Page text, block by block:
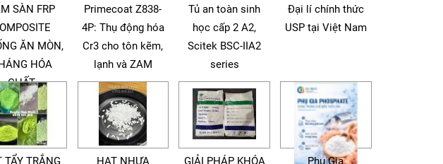
SÀN FRP
ĂN MÒN,
HÓA
CHẤT
Primecoat Z838-
4P: Thụ động hóa
Cr3 cho tôn kẽm,
lạnh và ZAM
Tủ an toàn sinh
học cấp 2 A2,
Scitek BSC-IIA2
series
Đại lí chính thức
USP tại Việt Nam
TẨY TRẮNG HẠT NHỰA GIẢI PHÁP KHÓA Phụ Gia